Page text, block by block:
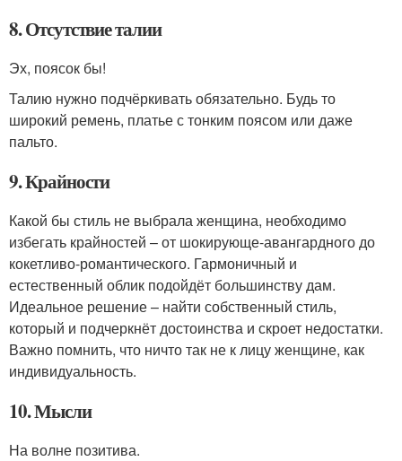
8. Отсутствие талии
Эх, поясок бы!
Талию нужно подчёркивать обязательно. Будь то
широкий ремень, платье с тонким поясом или даже
пальто.
9. Крайности
Какой бы стиль не выбрала женщина, необходимо
избегать крайностей – от шокирующе-авангардного до
кокетливо-романтического. Гармоничный и
естественный облик подойдёт большинству дам.
Идеальное решение – найти собственный стиль,
который и подчеркнёт достоинства и скроет недостатки.
Важно помнить, что ничто так не к лицу женщине, как
индивидуальность.
10. Мысли
На волне позитива.